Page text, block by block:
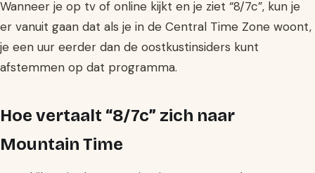
Wanneer je op tv of online kijkt en je ziet “8/7c”, kun je
er vanuit gaan dat als je in de Central Time Zone woont,
je een uur eerder dan de oostkustinsiders kunt
afstemmen op dat programma.
Hoe vertaalt “8/7c” zich naar
Mountain Time